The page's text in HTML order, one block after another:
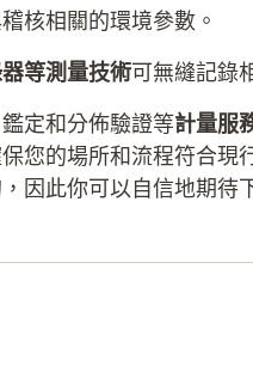
核相關的環境參數。
等測量技術可無縫記錄
定和分佈驗證等計量服
您的場所和流程符合現
因此你可以自信地期待